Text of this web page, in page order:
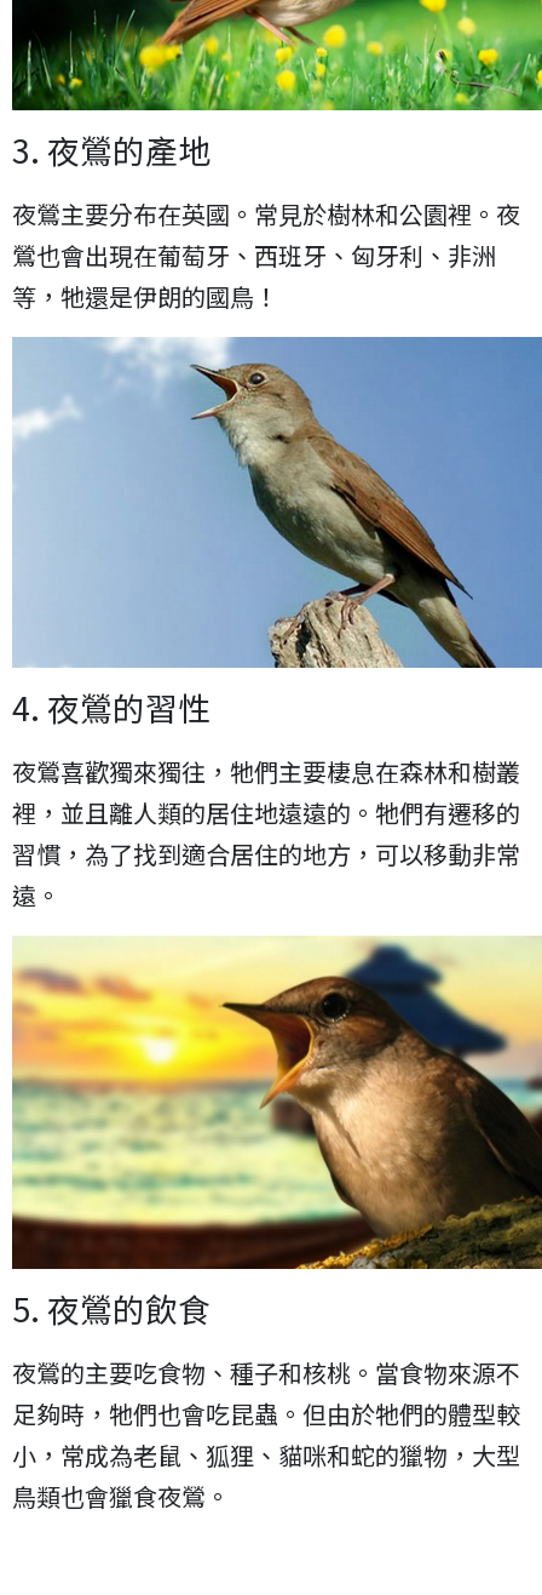
3. 夜鶯的產地
夜鶯主要分布在英國。常見於樹林和公園裡。夜
鶯也會出現在葡萄牙、西班牙、匈牙利、非洲
等，牠還是伊朗的國鳥！
4. 夜鶯的習性
夜鶯喜歡獨來獨往，牠們主要棲息在森林和樹叢
裡，並且離人類的居住地遠遠的。牠們有遷移的
習慣，為了找到適合居住的地方，可以移動非常
遠。
5. 夜鶯的飲食
夜鶯的主要吃食物、種子和核桃。當食物來源不
足夠時，牠們也會吃昆蟲。但由於牠們的體型較
小，常成為老鼠、狐狸、貓咪和蛇的獵物，大型
鳥類也會獵食夜鶯。